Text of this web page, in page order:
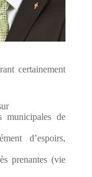
certainement
municipales de
d’espoirs,
prenantes (vie